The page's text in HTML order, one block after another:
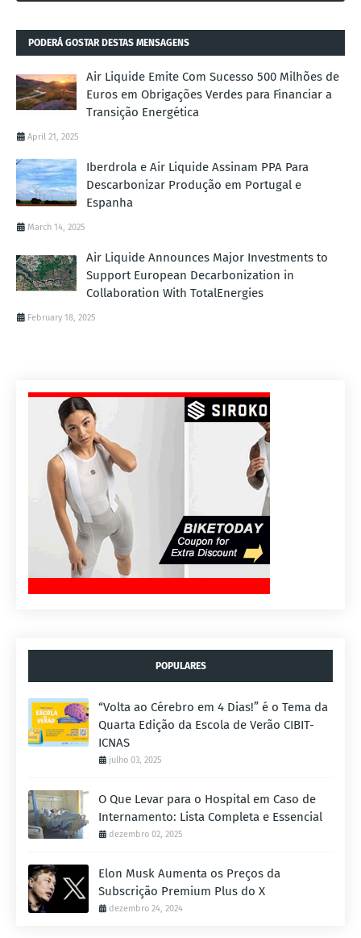
PODERÁ GOSTAR DESTAS MENSAGENS
Air Liquide Emite Com Sucesso 500 Milhões de
Euros em Obrigações Verdes para Financiar a
Transição Energética
April 21, 2025
Iberdrola e Air Liquide Assinam PPA Para
Descarbonizar Produção em Portugal e
Espanha
March 14, 2025
Air Liquide Announces Major Investments to
Support European Decarbonization in
Collaboration With TotalEnergies
February 18, 2025
POPULARES
“Volta ao Cérebro em 4 Dias!” é o Tema da
Quarta Edição da Escola de Verão CIBIT-
ICNAS
julho 03, 2025
O Que Levar para o Hospital em Caso de
Internamento: Lista Completa e Essencial
dezembro 02, 2025
Elon Musk Aumenta os Preços da
Subscrição Premium Plus do X
dezembro 24, 2024